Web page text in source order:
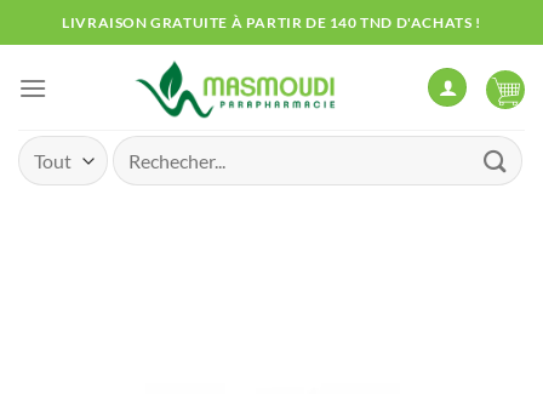
au
contenu
LIVRAISON GRATUITE À PARTIR DE 140 TND D'ACHATS !
Recherche
pour :